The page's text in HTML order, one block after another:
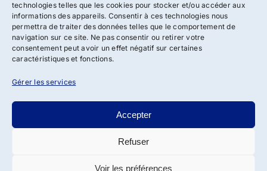
technologies telles que les cookies pour stocker et/ou accéder aux
informations des appareils. Consentir à ces technologies nous
permettra de traiter des données telles que le comportement de
navigation sur ce site. Ne pas consentir ou retirer votre
consentement peut avoir un effet négatif sur certaines
caractéristiques et fonctions.
Gérer les services
Accepter
Refuser
Voir les préférences
J’accepte
| Tous droits réservés